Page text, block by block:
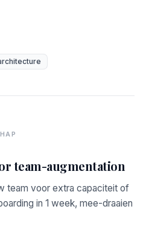
team-augmentation
team voor extra capaciteit of
in 1 week, mee-draaien